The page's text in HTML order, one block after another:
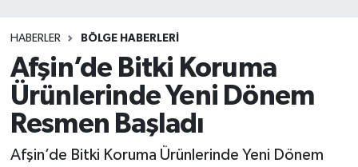
HABERLER BÖLGE HABERLERI
Afşin’de Bitki Koruma
Ürünlerinde Yeni Dönem
Resmen Başladı
Afşin’de Bitki Koruma Ürünlerinde Yeni Dönem
Tüm Manşetler
Son Dakika Haberleri